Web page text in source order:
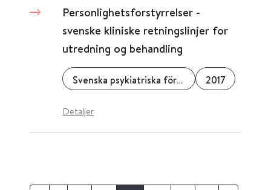
Personlighetsforstyrrelser -
svenske kliniske retningslinjer for
utredning og behandling
Svenska psykiatriska föreningen 2017
Detaljer